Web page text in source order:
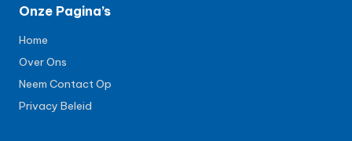
Onze Pagina’s
Home
Over Ons
Neem Contact Op
Privacy Beleid